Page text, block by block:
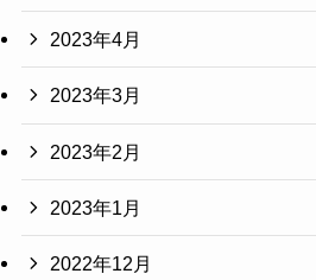
2023年4月
2023年3月
2023年2月
2023年1月
2022年12月